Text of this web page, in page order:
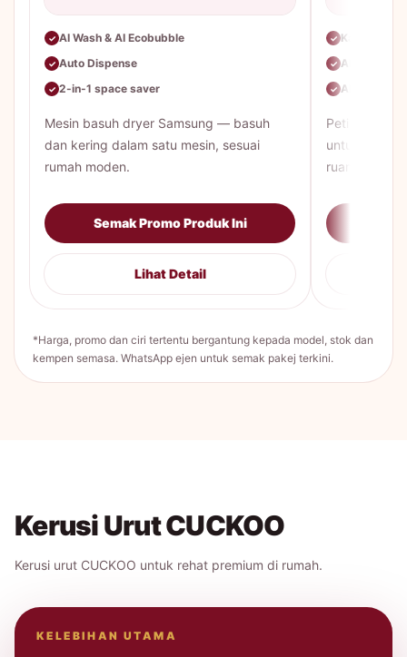
✓ AI Wash & AI Ecobubble
✓ Auto Dispense
✓ 2-in-1 space saver
Mesin basuh dryer Samsung — basuh
dan kering dalam satu mesin, sesuai
rumah moden.
Semak Promo Produk Ini
Lihat Detail
✓ Kapasiti
✓ AI Energy
✓ All-Around
Peti sejuk
untuk
ruang lebih
*Harga, promo dan ciri tertentu bergantung kepada model, stok dan
kempen semasa. WhatsApp ejen untuk semak pakej terkini.
Kerusi Urut CUCKOO
Kerusi urut CUCKOO untuk rehat premium di rumah.
KELEBIHAN UTAMA